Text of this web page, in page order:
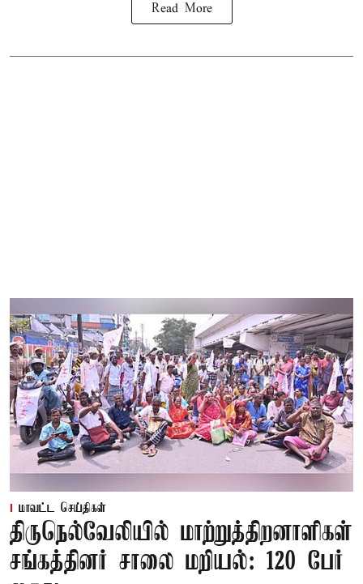
Read More
மாவட்ட செய்திகள்
திருநெல்வேலியில் மாற்றுத்திறனாளிகள்
சங்கத்தினர் சாலை மறியல்: 120 பேர்